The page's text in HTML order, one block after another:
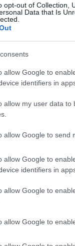
opt-out of Collection,
Data that Is
allow Google to
identifiers in
allow my user data
allow Google to send
allow Google to
identifiers in
allow Google to
allow Google to
találtál
álmokra,
utáni vágyat,